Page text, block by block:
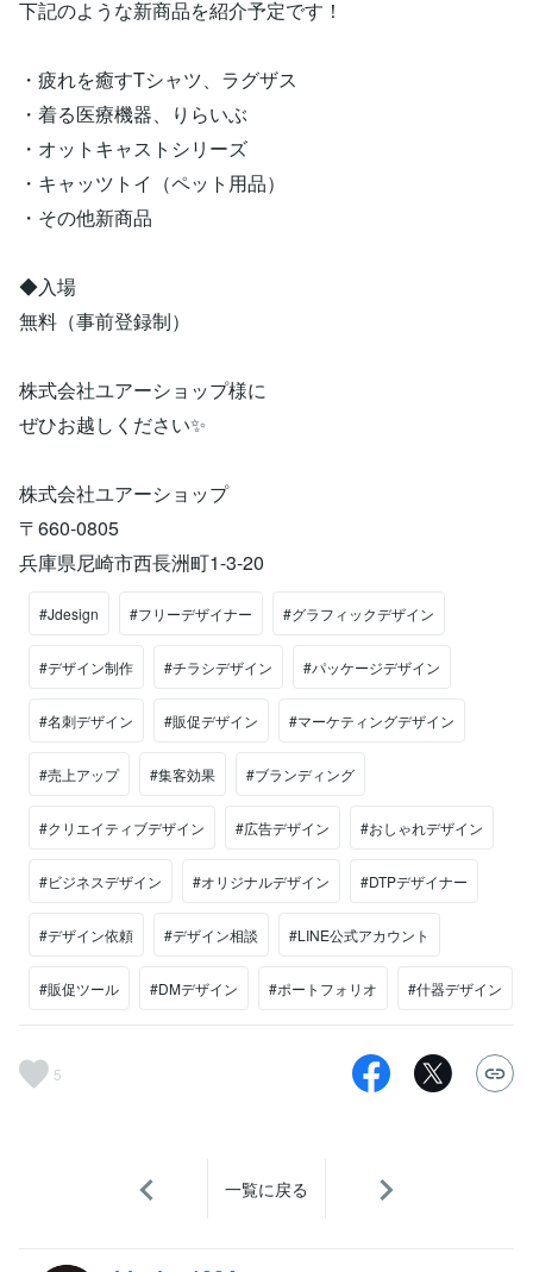
下記のような新商品を紹介予定です！
・疲れを癒すTシャツ、ラグザス
・着る医療機器、りらいぶ
・オットキャストシリーズ
・キャッツトイ（ペット用品）
・その他新商品
◆入場
無料（事前登録制）
株式会社ユアーショップ様に
ぜひお越しください✨
株式会社ユアーショップ
〒660-0805
兵庫県尼崎市西長洲町1-3-20
#Jdesign #フリーデザイナー #グラフィックデザイン
#デザイン制作 #チラシデザイン #パッケージデザイン
#名刺デザイン #販促デザイン #マーケティングデザイン
#売上アップ #集客効果 #ブランディング
#クリエイティブデザイン #広告デザイン #おしゃれデザイン
#ビジネスデザイン #オリジナルデザイン #DTPデザイナー
#デザイン依頼 #デザイン相談 #LINE公式アカウント
#販促ツール #DMデザイン #ポートフォリオ #什器デザイン
5
一覧に戻る